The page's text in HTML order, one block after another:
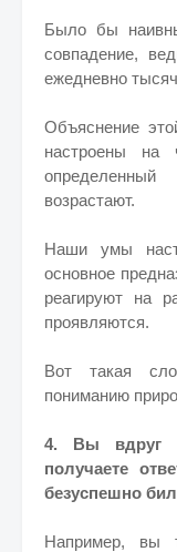
Было бы
совпадение,
ежедневно
Объяснение
настроены на
возрастают.
Наши умы
основное
реагируют на
проявляются.
Вот такая
пониманию
4. Вы вдруг
получаете
безуспешно
Например, вы